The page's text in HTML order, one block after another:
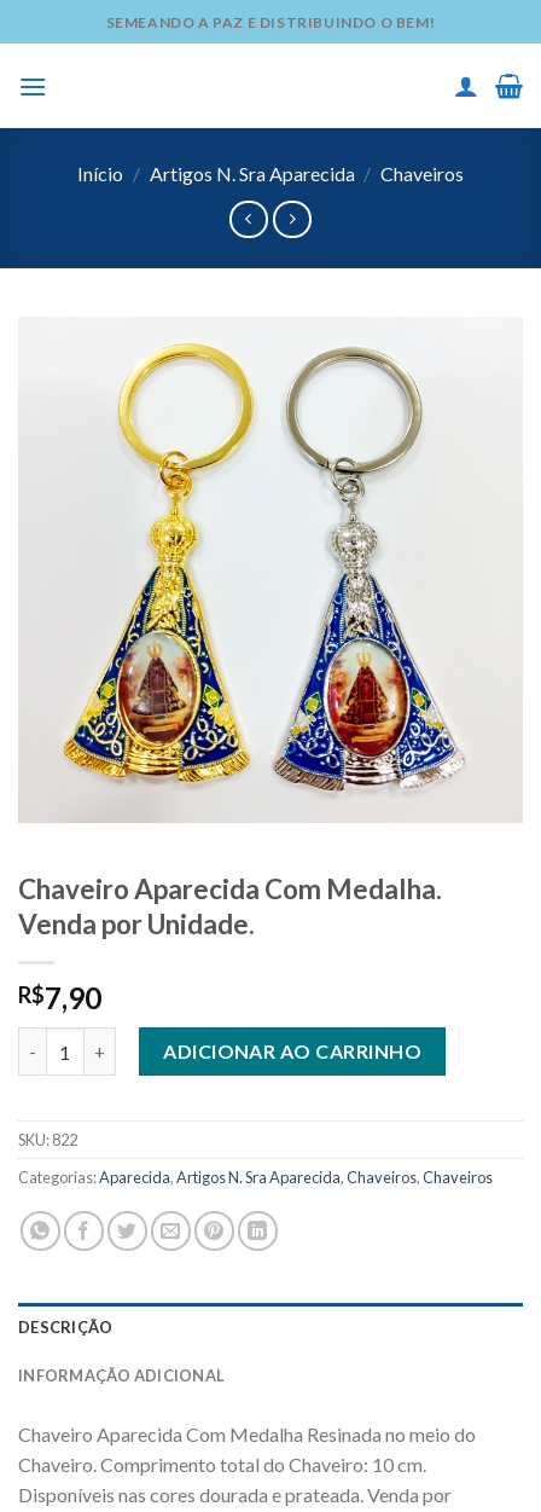
to
content
SEMEANDO A PAZ E DISTRIBUINDO O BEM!
Início / Artigos N. Sra Aparecida / Chaveiros
Chaveiro Aparecida Com Medalha.
Venda por Unidade.
R$7,90
ADICIONAR AO CARRINHO
SKU:822
Categorias:Aparecida,Artigos N. Sra Aparecida,Chaveiros,Chaveiros
DESCRIÇÃO
INFORMAÇÃO ADICIONAL
Chaveiro Aparecida Com Medalha Resinada no meio do
Chaveiro. Comprimento total do Chaveiro: 10 cm.
Disponíveis nas cores dourada e prateada. Venda por